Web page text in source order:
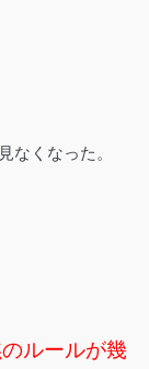
なくなった。
ルールが幾